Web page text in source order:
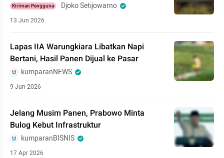
Kiriman Pengguna Djoko Setijowarno
13 Jun 2026
Lapas IIA Warungkiara Libatkan Napi
Bertani, Hasil Panen Dijual ke Pasar
kumparanNEWS
9 Jun 2026
Jelang Musim Panen, Prabowo Minta
Bulog Kebut Infrastruktur
kumparanBISNIS
17 Apr 2026